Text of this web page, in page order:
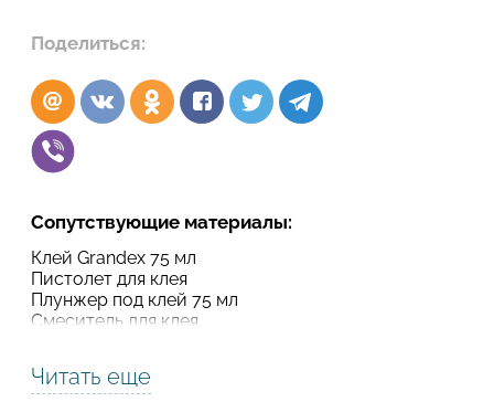
Поделиться:
Сопутствующие материалы:
Клей Grandex 75 мл
Пистолет для клея
Плунжер под клей 75 мл
Смеситель для клея
Читать еще
ОТПРАВИТЬ ПРОЕКТ
Подтвердите, что вы не робот
ОТПРАВИТЬ